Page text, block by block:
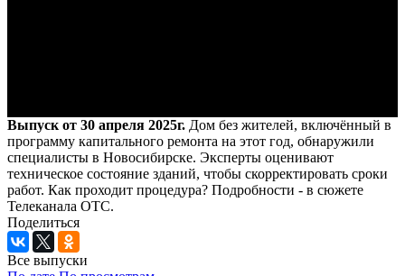
Выпуск от 30 апреля 2025г. Дом без жителей, включённый в
программу капитального ремонта на этот год, обнаружили
специалисты в Новосибирске. Эксперты оценивают
техническое состояние зданий, чтобы скорректировать сроки
работ. Как проходит процедура? Подробности - в сюжете
Телеканала ОТС.
Поделиться
Все выпуски